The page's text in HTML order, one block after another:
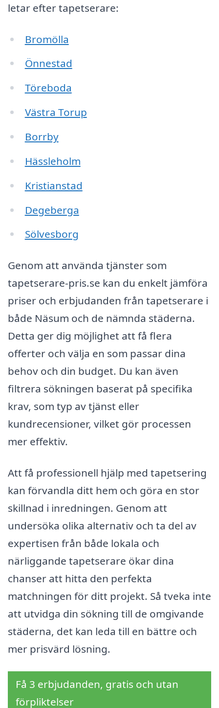
letar efter tapetserare:
Bromölla
Önnestad
Töreboda
Västra Torup
Borrby
Hässleholm
Kristianstad
Degeberga
Sölvesborg
Genom att använda tjänster som
tapetserare-pris.se kan du enkelt jämföra
priser och erbjudanden från tapetserare i
både Näsum och de nämnda städerna.
Detta ger dig möjlighet att få flera
offerter och välja en som passar dina
behov och din budget. Du kan även
filtrera sökningen baserat på specifika
krav, som typ av tjänst eller
kundrecensioner, vilket gör processen
mer effektiv.
Att få professionell hjälp med tapetsering
kan förvandla ditt hem och göra en stor
skillnad i inredningen. Genom att
undersöka olika alternativ och ta del av
expertisen från både lokala och
närliggande tapetserare ökar dina
chanser att hitta den perfekta
matchningen för ditt projekt. Så tveka inte
att utvidga din sökning till de omgivande
städerna, det kan leda till en bättre och
mer prisvärd lösning.
Få 3 erbjudanden, gratis och utan
förpliktelser